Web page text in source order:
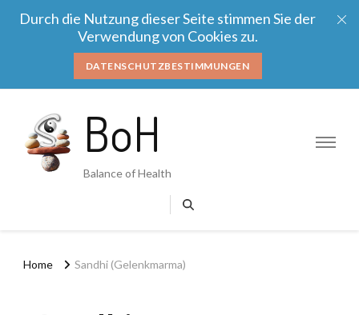
Durch die Nutzung dieser Seite stimmen Sie der
Verwendung von Cookies zu.
DATENSCHUTZBESTIMMUNGEN
BoH
Balance of Health
Home Sandhi (Gelenkmarma)